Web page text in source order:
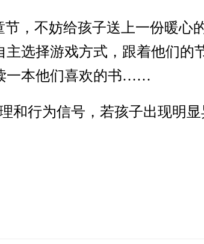
节，不妨给孩子送上一份暖心
选择游戏方式，跟着他们的
一本他们喜欢的书……
和行为信号，若孩子出现明